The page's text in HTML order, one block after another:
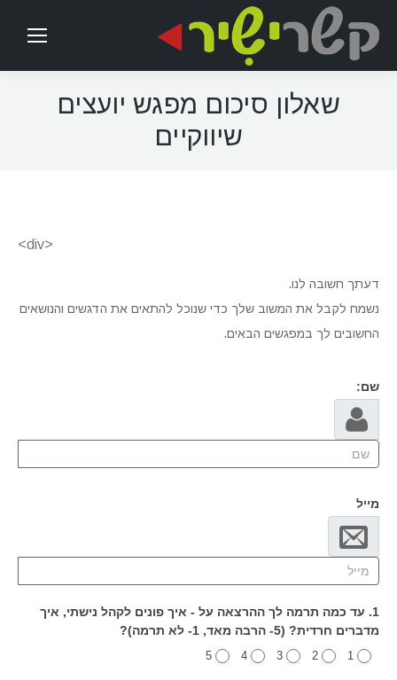
שאלון סיכום מפגש יועצים
שיווקיים
<div>
דעתך חשובה לנו.
נשמח לקבל את המשוב שלך כדי שנוכל להתאים את הדגשים והנושאים
החשובים לך במפגשים הבאים.
שם:
מייל
1. עד כמה תרמה לך ההרצאה על - איך פונים לקהל נישתי, איך
מדברים חרדית? (5- הרבה מאד, 1- לא תרמה)?